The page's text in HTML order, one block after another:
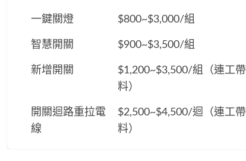
一鍵關燈 $800~$3,000/組
智慧開關 $900~$3,500/組
新增開關
$1,200~$3,500/組（連工帶
料）
開關迴路重拉電
線
$2,500~$4,500/迴（連工帶
料）